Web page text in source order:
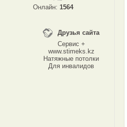
Онлайн: 1564
Друзья сайта
Сервис +
www.stimeks.kz
Натяжные потолки
Для инвалидов